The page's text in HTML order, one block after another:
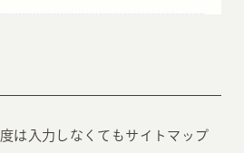
は入力しなくてもサイトマップ